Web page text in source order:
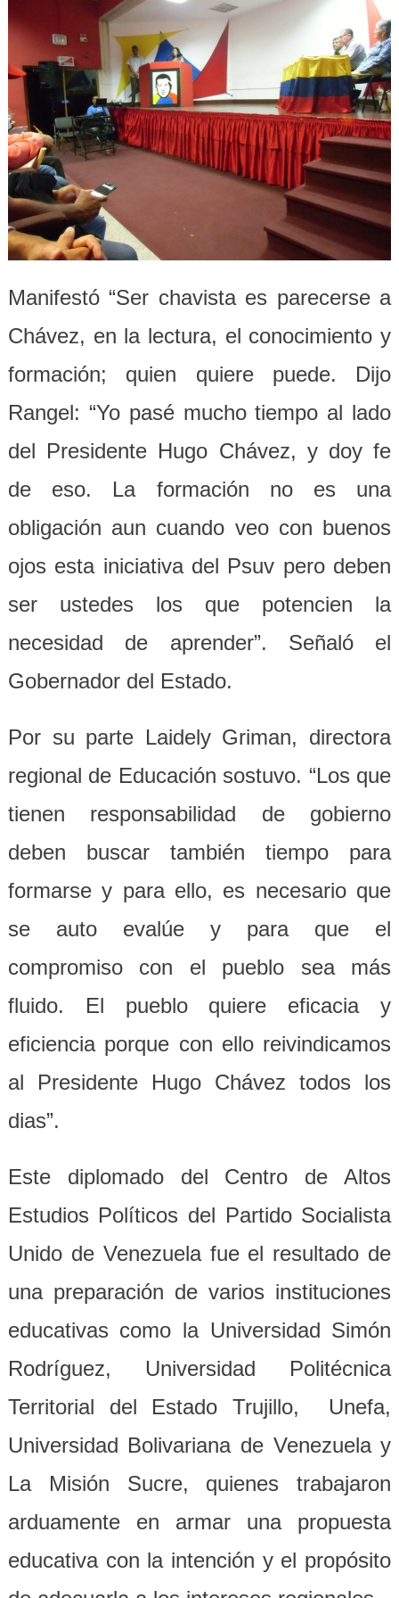
Manifestó “Ser chavista es parecerse a
Chávez, en la lectura, el conocimiento y
formación; quien quiere puede. Dijo
Rangel: “Yo pasé mucho tiempo al lado
del Presidente Hugo Chávez, y doy fe
de eso. La formación no es una
obligación aun cuando veo con buenos
ojos esta iniciativa del Psuv pero deben
ser ustedes los que potencien la
necesidad de aprender”. Señaló el
Gobernador del Estado.
Por su parte Laidely Griman, directora
regional de Educación sostuvo. “Los que
tienen responsabilidad de gobierno
deben buscar también tiempo para
formarse y para ello, es necesario que
se auto evalúe y para que el
compromiso con el pueblo sea más
fluido. El pueblo quiere eficacia y
eficiencia porque con ello reivindicamos
al Presidente Hugo Chávez todos los
dias”.
Este diplomado del Centro de Altos
Estudios Políticos del Partido Socialista
Unido de Venezuela fue el resultado de
una preparación de varios instituciones
educativas como la Universidad Simón
Rodríguez, Universidad Politécnica
Territorial del Estado Trujillo, Unefa,
Universidad Bolivariana de Venezuela y
La Misión Sucre, quienes trabajaron
arduamente en armar una propuesta
educativa con la intención y el propósito